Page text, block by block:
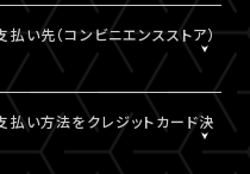
how_to_pay/cvs/
how_to_pay/cvs/
how_to_pay/cvs/
申込み受付のお知らせ」メー
ット販売ページでご入力いただ
@liveship.tokyo】ドメインから
受信拒否されていないかご確
い先（コンビニエンスストア）
ンスストア）を変更する場合は、
」より、支払先を変更したいチケ
払い方法をクレジットカード決